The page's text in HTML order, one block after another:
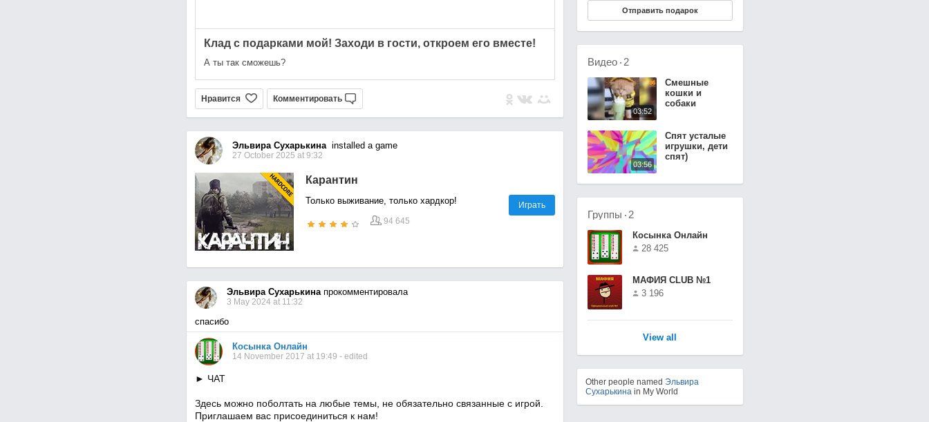
Клад с подарками мой! Заходи в гости, откроем его вместе!
А ты так сможешь?
Нравится Комментировать
Эльвира Сухарькинаinstalled a game
27 October 2025 at 9:32
Карантин
Только выживание, только хардкор!
94 645
Играть
Эльвира Сухарькинапрокомментировала
3 May 2024 at 11:32
спасибо
Косынка Онлайн
14 November 2017 at 19:49 - edited
► ЧАТ
Здесь можно поболтать на любые темы, не обязательно связанные с игрой.
Приглашаем вас присоединиться к нам!
Отправить подарок
Видео 2
03:52
Смешные
кошки и
собаки
03:56
Спят усталые
игрушки, дети
спят)
Группы 2
Косынка Онлайн
28 425
МАФИЯ CLUB №1
3 196
View all
Other people named Эльвира
Сухарькина in My World